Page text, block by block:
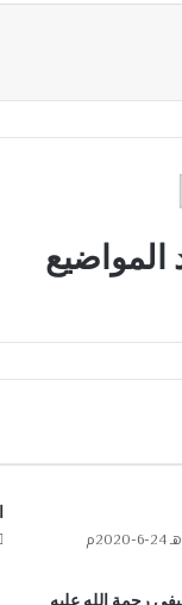
رحمة الله عليه